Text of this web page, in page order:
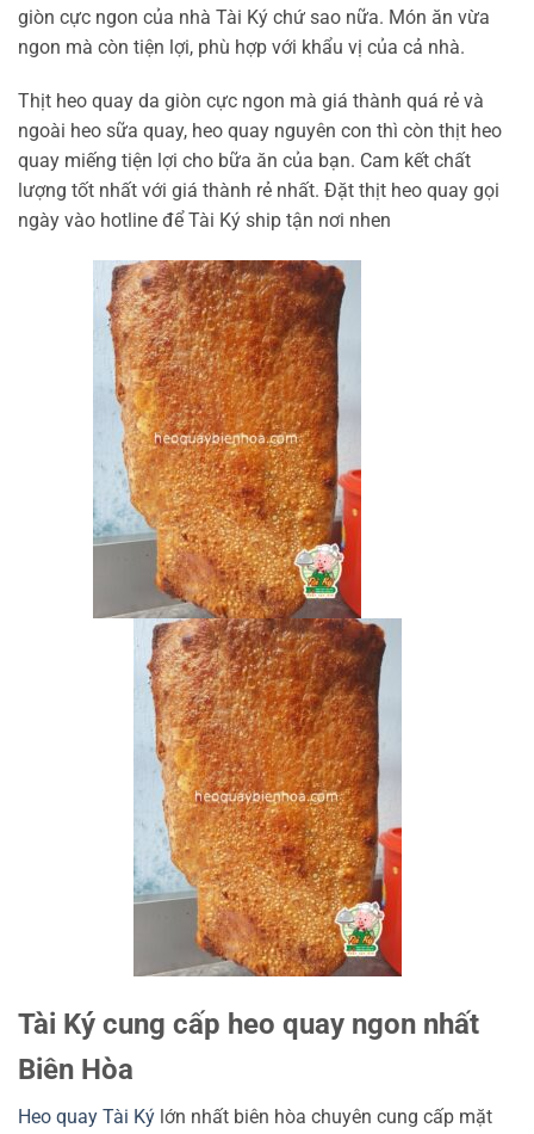
giòn cực ngon của nhà Tài Ký chứ sao nữa. Món ăn vừa
ngon mà còn tiện lợi, phù hợp với khẩu vị của cả nhà.
Thịt heo quay da giòn cực ngon mà giá thành quá rẻ và
ngoài heo sữa quay, heo quay nguyên con thì còn thịt heo
quay miếng tiện lợi cho bữa ăn của bạn. Cam kết chất
lượng tốt nhất với giá thành rẻ nhất. Đặt thịt heo quay gọi
ngày vào hotline để Tài Ký ship tận nơi nhen
Tài Ký cung cấp heo quay ngon nhất
Biên Hòa
Heo quay Tài Ký lớn nhất biên hòa chuyên cung cấp mặt